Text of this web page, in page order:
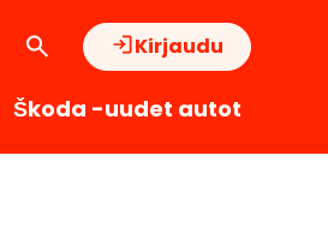
Kirjaudu
Škoda -uudet autot